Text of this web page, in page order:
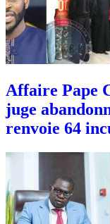
Affaire Pape
juge
renvoie 64